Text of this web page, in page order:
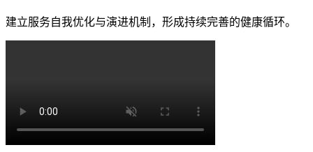
建立服务自我优化与演进机制，形成持续完善的健康循环。